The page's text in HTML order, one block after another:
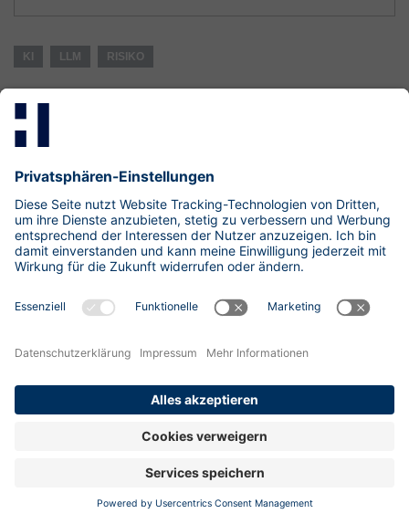
KI LLM RISIKO
Beitragsnavigation
lebe der Phishing Drill
Über Zero-Click Chains und das Security Modell von
Mobilgeräten
LiteLLM: Wenn das KI-Gateway selbst zum Einfallstor
wird
Der Patch-Tsunami von 2026